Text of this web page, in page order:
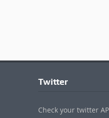
Twitter
Check your twitter